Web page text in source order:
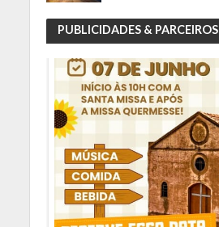
PUBLICIDADES & PARCEIROS